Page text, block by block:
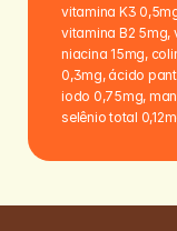
vitamina K3
vitamina B2 5mg,
niacina 15mg,
0,3mg, ácido
iodo 0,75mg,
selênio total